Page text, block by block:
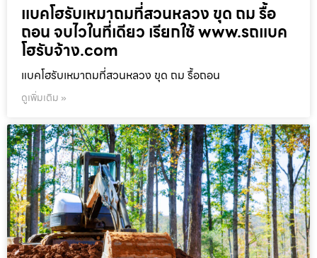
แบคโฮรับเหมาถมที่สวนหลวง ขุด ถม รื้อ
ถอน จบไวในที่เดียว เรียกใช้ www.รถแบค
โฮรับจ้าง.com
แบคโฮรับเหมาถมที่สวนหลวง ขุด ถม รื้อถอน
ดูเพิ่มเติม »